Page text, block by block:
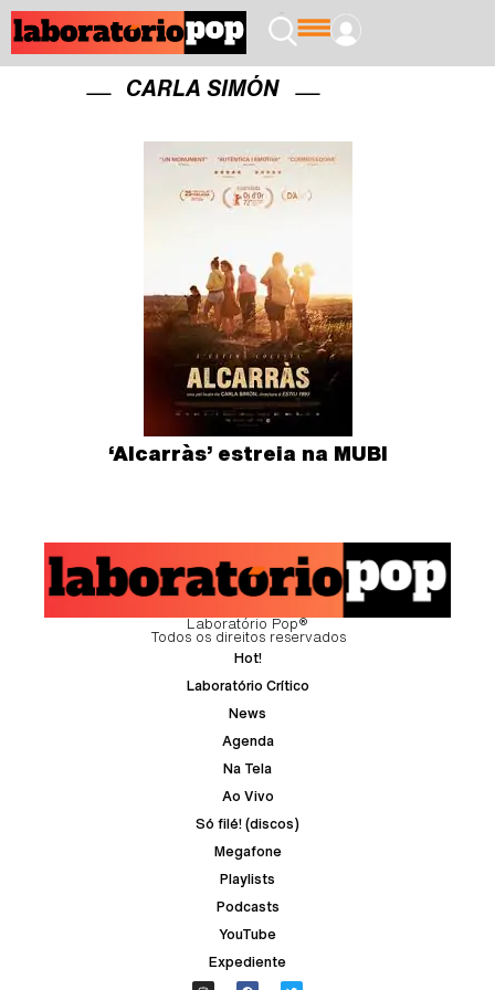
CARLA SIMÓN
‘Alcarràs’ estreia na MUBI
Laboratório Pop®
Todos os direitos reservados
Hot!
Laboratório Crítico
News
Agenda
Na Tela
Ao Vivo
Só filé! (discos)
Megafone
Playlists
Podcasts
YouTube
Expediente